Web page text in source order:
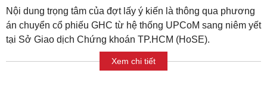
Nội dung trọng tâm của đợt lấy ý kiến là thông qua phương
án chuyển cổ phiếu GHC từ hệ thống UPCoM sang niêm yết
tại Sở Giao dịch Chứng khoán TP.HCM (HoSE).
Xem chi tiết